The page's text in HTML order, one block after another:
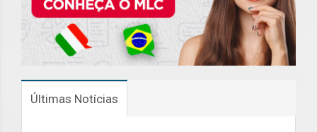
Últimas Notícias